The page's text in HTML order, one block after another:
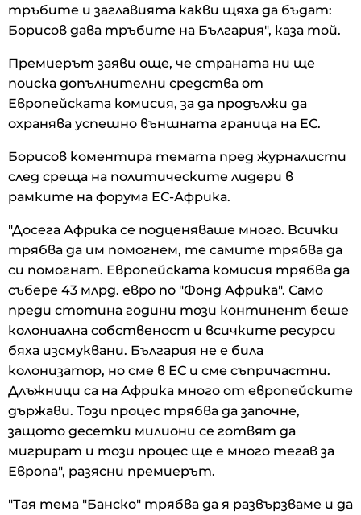
тръбите и заглавията какви щяха да бъдат:
Борисов дава тръбите на България", каза той.
Премиерът заяви още, че страната ни ще
поиска допълнителни средства от
Европейската комисия, за да продължи да
охранява успешно външната граница на ЕС.
Борисов коментира темата пред журналисти
след среща на политическите лидери в
рамките на форума ЕС-Африка.
"Досега Африка се подценяваше много. Всички
трябва да им помогнем, те самите трябва да
си помогнат. Европейската комисия трябва да
събере 43 млрд. евро по "Фонд Африка". Само
преди стотина години този континент беше
колониална собственост и всичките ресурси
бяха изсмуквани. България не е била
колонизатор, но сме в ЕС и сме съпричастни.
Длъжници са на Африка много от европейските
държави. Този процес трябва да започне,
защото десетки милиони се готвят да
мигрират и този процес ще е много тегав за
Европа", разясни премиерът.
"Тая тема "Банско" трябва да я развързваме и да